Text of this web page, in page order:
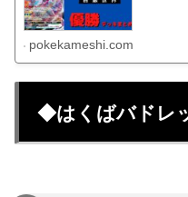
pokekameshi.com
◆はくばバドレ